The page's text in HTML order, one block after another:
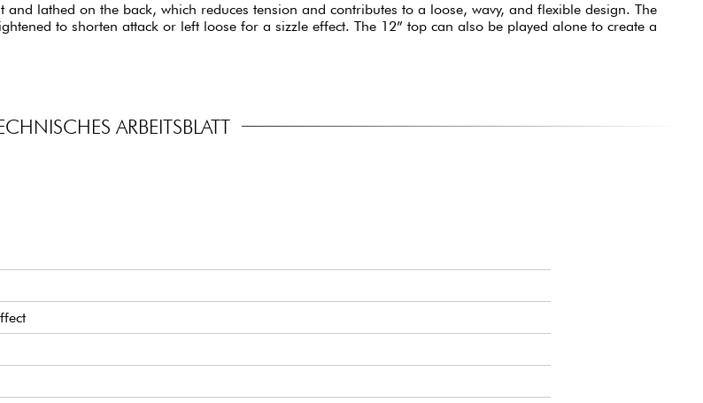
lathed on the back, which reduces tension and contributes to a loose, wavy, and flexible design. The
to shorten attack or left loose for a sizzle effect. The 12” top can also be played alone to create a
ARBEITSBLATT